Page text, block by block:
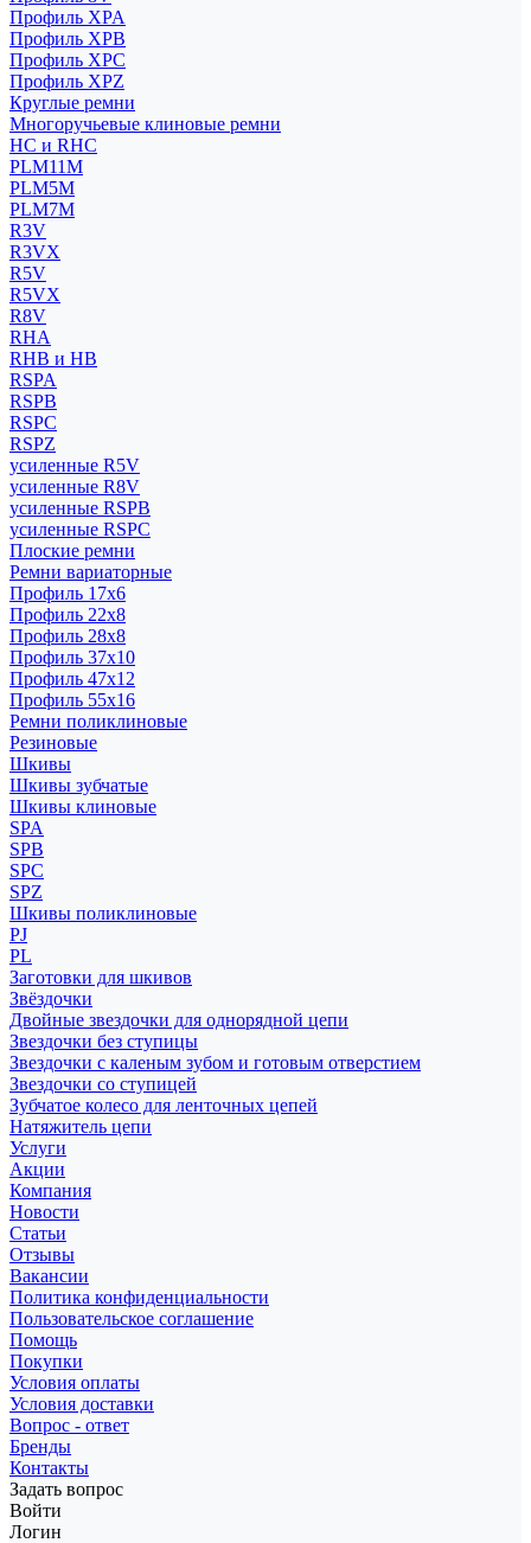
Профиль XPA
Профиль XPB
Профиль XPC
Профиль XPZ
Круглые ремни
Многоручьевые клиновые ремни
HC и RHC
PLM11M
PLM5M
PLM7M
R3V
R3VX
R5V
R5VX
R8V
RHA
RHB и HB
RSPA
RSPB
RSPC
RSPZ
усиленные R5V
усиленные R8V
усиленные RSPB
усиленные RSPC
Плоские ремни
Ремни вариаторные
Профиль 17x6
Профиль 22x8
Профиль 28x8
Профиль 37x10
Профиль 47x12
Профиль 55x16
Ремни поликлиновые
Резиновые
Шкивы
Шкивы зубчатые
Шкивы клиновые
SPA
SPB
SPC
SPZ
Шкивы поликлиновые
PJ
PL
Заготовки для шкивов
Звёздочки
Двойные звездочки для однорядной цепи
Звездочки без ступицы
Звездочки с каленым зубом и готовым отверстием
Звездочки со ступицей
Зубчатое колесо для ленточных цепей
Натяжитель цепи
Услуги
Акции
Компания
Новости
Статьи
Отзывы
Вакансии
Политика конфиденциальности
Пользовательское соглашение
Помощь
Покупки
Условия оплаты
Условия доставки
Вопрос - ответ
Бренды
Контакты
Задать вопрос
Войти
Логин